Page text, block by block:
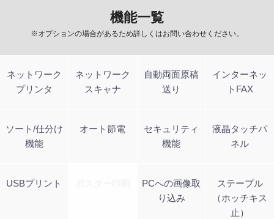
機能一覧
※オプションの場合があるため詳しくはお問い合わせください。
ネットワーク
プリンタ
ネットワーク
スキャナ
自動両面原稿
送り
インターネッ
トFAX
ソート/仕分け
機能
オート節電
セキュリティ
機能
液晶タッチパ
ネル
USBプリント
PCへの画像取
り込み
ステープル
（ホッチキス
止）